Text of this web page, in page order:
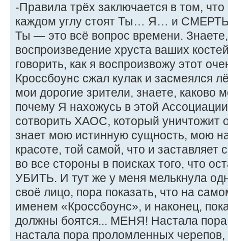
-Правила трёх заключается в том,
каждом углу стоят Ты… Я… и
Ты — это всё вопрос времени.
воспроизведение хруста ваших
говорить, как я воспроизвожу этот
Кроссбоунс сжал кулак и засмеялся
мои дорогие зрители, знаете, каково
почему Я нахожусь в этой
сотворить ХАОС, который уничтожит
знает мою истинную сущность, мою
красоте, той самой, что и заставляет
во все стороны в поисках того, что
УБИТЬ. И тут же у меня мелькнула
своё лицо, пора показать, что на
именем «Кроссбоунс», и наконец,
должны боятся... МЕНЯ! Настала
настала пора проломленных